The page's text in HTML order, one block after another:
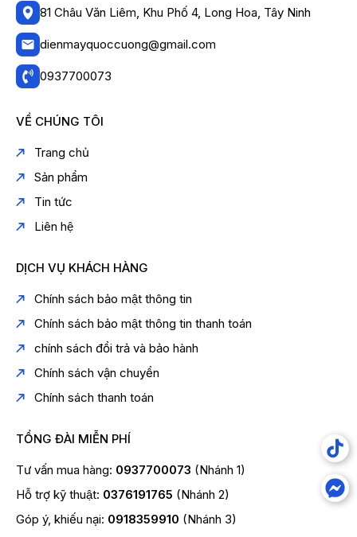
81 Châu Văn Liêm, Khu Phố 4, Long Hoa, Tây Ninh
dienmayquoccuong@gmail.com
0937700073
VỀ CHÚNG TÔI
Trang chủ
Sản phẩm
Tin tức
Liên hệ
DỊCH VỤ KHÁCH HÀNG
Chính sách bảo mật thông tin
Chính sách bảo mật thông tin thanh toán
chính sách đổi trả và bảo hành
Chính sách vận chuyển
Chính sách thanh toán
TỔNG ĐÀI MIỄN PHÍ
Tư vấn mua hàng: 0937700073 (Nhánh 1)
Hỗ trợ kỹ thuật: 0376191765 (Nhánh 2)
Góp ý, khiếu nại: 0918359910 (Nhánh 3)